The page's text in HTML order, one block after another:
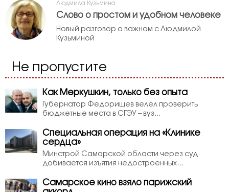
Людмила Кузьмина
Слово о простом и удобном человеке
Новый разговор о важном с Людмилой
Кузьминой
Не пропустите
Как Меркушкин, только без опыта
Губернатор Федорищев велел проверить
бюджетные места в СГЭУ – вуз...
Специальная операция на «Клинике
сердца»
Минстрой Самарской области через суд
добивается изъятия недостроенных...
Самарское кино взяло парижский